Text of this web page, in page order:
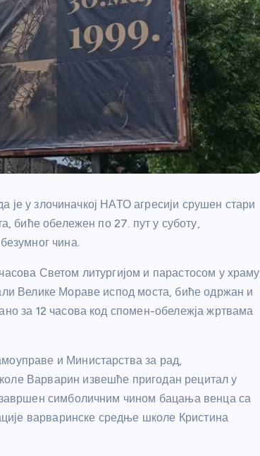
је у злочиначкој НАТО агресији срушен стари
биће обележен по 27. пут у суботу,
чина.
Светом литургијом и парастосом у храму
Велике Мораве испод моста, биће одржан и
за 12 часова код спомен-обележја жртвама
и Министарства за рад,
Варварин извешће пригодан рецитал у
симболичним чином бацања венца са
варваринске средње школе Кристина